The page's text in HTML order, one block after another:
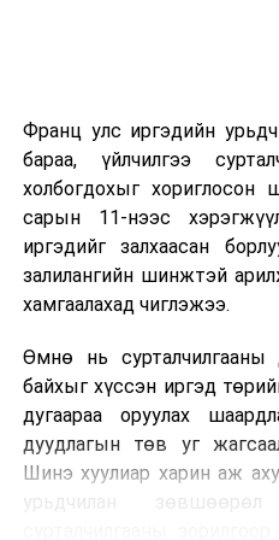
2026 оны 9 дүгээр
дотуур байранд
Сургууль,
зохицуулалт
2026 оны 8 дугаар
байранд элсэлт,
арга хэмжээ зохион
Франц улс иргэдийн
бараа, үйлчилгээ
холбогдохыг хориглосон
сарын 11-нээс
иргэдийг залхаасан
залилангийн шинжтэй
хамгаалахад чиглэжээ.
Өмнө нь сурталчилгааны
байхыг хүссэн иргэд
дугаараа оруулах
дуудлагын төв уг
Шинэ хуулиар харин аж
урьдчилан